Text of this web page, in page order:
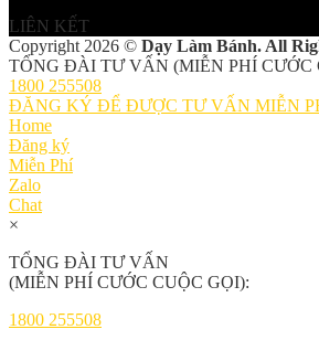
LIÊN KẾT
Copyright 2026 © Dạy Làm Bánh. All
TỔNG ĐÀI TƯ VẤN (MIỄN PHÍ CƯỚC
1800 255508
ĐĂNG KÝ ĐỂ ĐƯỢC TƯ VẤN MIỄN
Home
Đăng ký
Miễn Phí
Zalo
Chat
×
TỔNG ĐÀI TƯ VẤN
(MIỄN PHÍ CƯỚC CUỘC GỌI):
1800 255508